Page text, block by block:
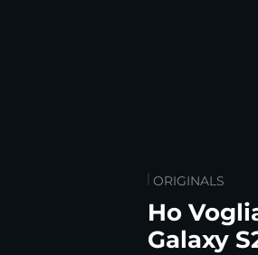
ORIGINALS
Ho
Galaxy